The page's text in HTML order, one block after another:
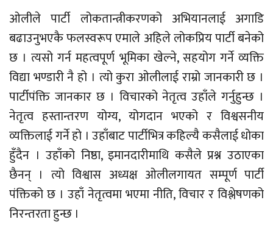
ओलीले पार्टी लोकतान्त्रीकरणको अभियानलाई अगाडि
बढाउनुभएकै फलस्वरूप एमाले अहिले लोकप्रिय पार्टी बनेको
छ । त्यसो गर्न महत्वपूर्ण भूमिका खेल्ने, सहयोग गर्ने व्यक्ति
विद्या भण्डारी नै हो । त्यो कुरा ओलीलाई राम्रो जानकारी छ ।
पार्टीपंक्ति जानकार छ । विचारको नेतृत्व उहाँले गर्नुहुन्छ ।
नेतृत्व हस्तान्तरण योग्य, योगदान भएको र विश्वसनीय
व्यक्तिलाई गर्ने हो । उहाँबाट पार्टीभित्र कहिल्यै कसैलाई धोका
हुँदैन । उहाँको निष्ठा, इमानदारीमाथि कसैले प्रश्न उठाएका
छैनन् । त्यो विश्वास अध्यक्ष ओलीलगायत सम्पूर्ण पार्टी
पंक्तिको छ । उहाँ नेतृत्वमा भएमा नीति, विचार र विश्लेषणको
निरन्तरता हुन्छ ।